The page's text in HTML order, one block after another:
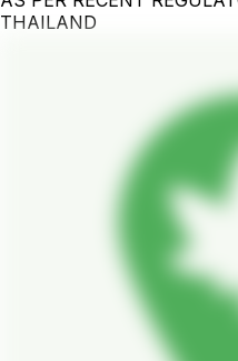
THAILAND